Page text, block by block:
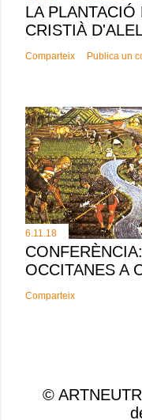
LA PLANTACIÓ
CRISTIÀ
Comparteix Publica un
6.11.18
OCCITANES A
Comparteix
©